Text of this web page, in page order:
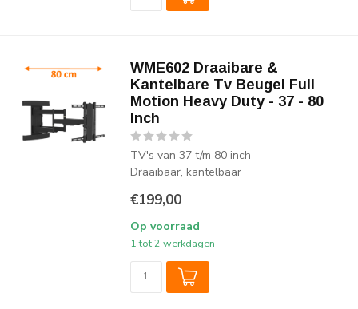
WME602 Draaibare &
Kantelbare Tv Beugel Full
Motion Heavy Duty - 37 - 80
Inch
TV's van 37 t/m 80 inch
Draaibaar, kantelbaar
€199,00
Op voorraad
1 tot 2 werkdagen